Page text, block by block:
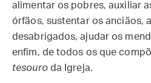
alimentar os pobres, auxiliar
órfãos, sustentar os anciãos,
desabrigados, ajudar os
enfim, de todos os que
tesouroda Igreja.